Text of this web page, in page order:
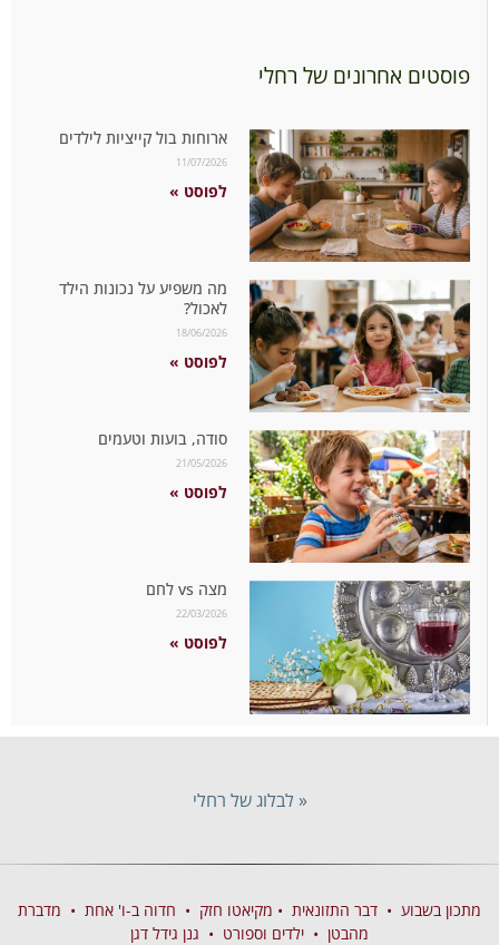
פוסטים אחרונים של רחלי
ארוחות בול קייציות לילדים
11/07/2026
לפוסט »
מה משפיע על נכונות הילד
לאכול?
18/06/2026
לפוסט »
סודה, בועות וטעמים
21/05/2026
לפוסט »
מצה vs לחם
22/03/2026
לפוסט »
« לבלוג של רחלי
מתכון בשבוע • דבר התזונאית • מקיאטו חזק • חדוה ב-ו' אחת • מדברת
מהבטן • ילדים וספורט • גנן גידל דגן